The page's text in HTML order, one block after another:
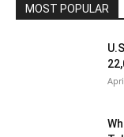
Community
MOST POPULAR